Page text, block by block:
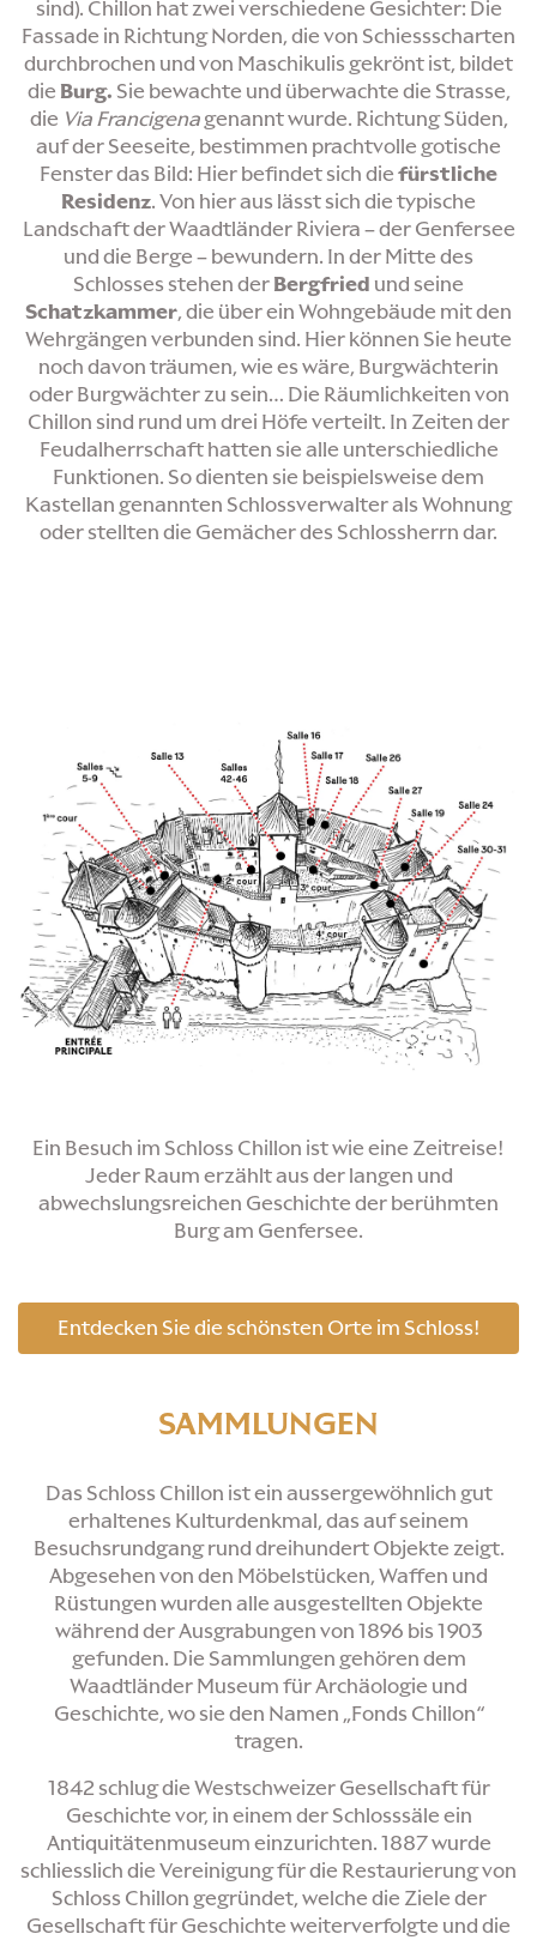
sind). Chillon hat zwei verschiedene Gesichter: Die
Fassade in Richtung Norden, die von Schiessscharten
durchbrochen und von Maschikulis gekrönt ist, bildet
die Burg. Sie bewachte und überwachte die Strasse,
die Via Francigenagenannt wurde. Richtung Süden,
auf der Seeseite, bestimmen prachtvolle gotische
Fenster das Bild: Hier befindet sich die fürstliche
Residenz. Von hier aus lässt sich die typische
Landschaft der Waadtländer Riviera – der Genfersee
und die Berge – bewundern. In der Mitte des
Schlosses stehen der Bergfried und seine
Schatzkammer, die über ein Wohngebäude mit den
Wehrgängen verbunden sind. Hier können Sie heute
noch davon träumen, wie es wäre, Burgwächterin
oder Burgwächter zu sein… Die Räumlichkeiten von
Chillon sind rund um drei Höfe verteilt. In Zeiten der
Feudalherrschaft hatten sie alle unterschiedliche
Funktionen. So dienten sie beispielsweise dem
Kastellan genannten Schlossverwalter als Wohnung
oder stellten die Gemächer des Schlossherrn dar.
Ein Besuch im Schloss Chillon ist wie eine Zeitreise!
Jeder Raum erzählt aus der langen und
abwechslungsreichen Geschichte der berühmten
Burg am Genfersee.
Entdecken Sie die schönsten Orte im Schloss!
SAMMLUNGEN
Das Schloss Chillon ist ein aussergewöhnlich gut
erhaltenes Kulturdenkmal, das auf seinem
Besuchsrundgang rund dreihundert Objekte zeigt.
Abgesehen von den Möbelstücken, Waffen und
Rüstungen wurden alle ausgestellten Objekte
während der Ausgrabungen von 1896 bis 1903
gefunden. Die Sammlungen gehören dem
Waadtländer Museum für Archäologie und
Geschichte, wo sie den Namen „Fonds Chillon“
tragen.
1842 schlug die Westschweizer Gesellschaft für
Geschichte vor, in einem der Schlosssäle ein
Antiquitätenmuseum einzurichten. 1887 wurde
schliesslich die Vereinigung für die Restaurierung von
Schloss Chillon gegründet, welche die Ziele der
Gesellschaft für Geschichte weiterverfolgte und die